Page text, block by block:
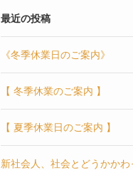
最近の投稿
《冬季休業日のご案内》
【 冬季休業のご案内 】
【 夏季休業日のご案内 】
新社会人、社会とどうかかわ